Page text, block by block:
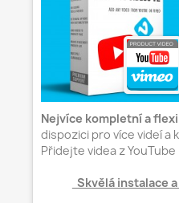
Nejvíce kompletní a
dispozici pro více videí a
Přidejte videa z
Skvělá instalace